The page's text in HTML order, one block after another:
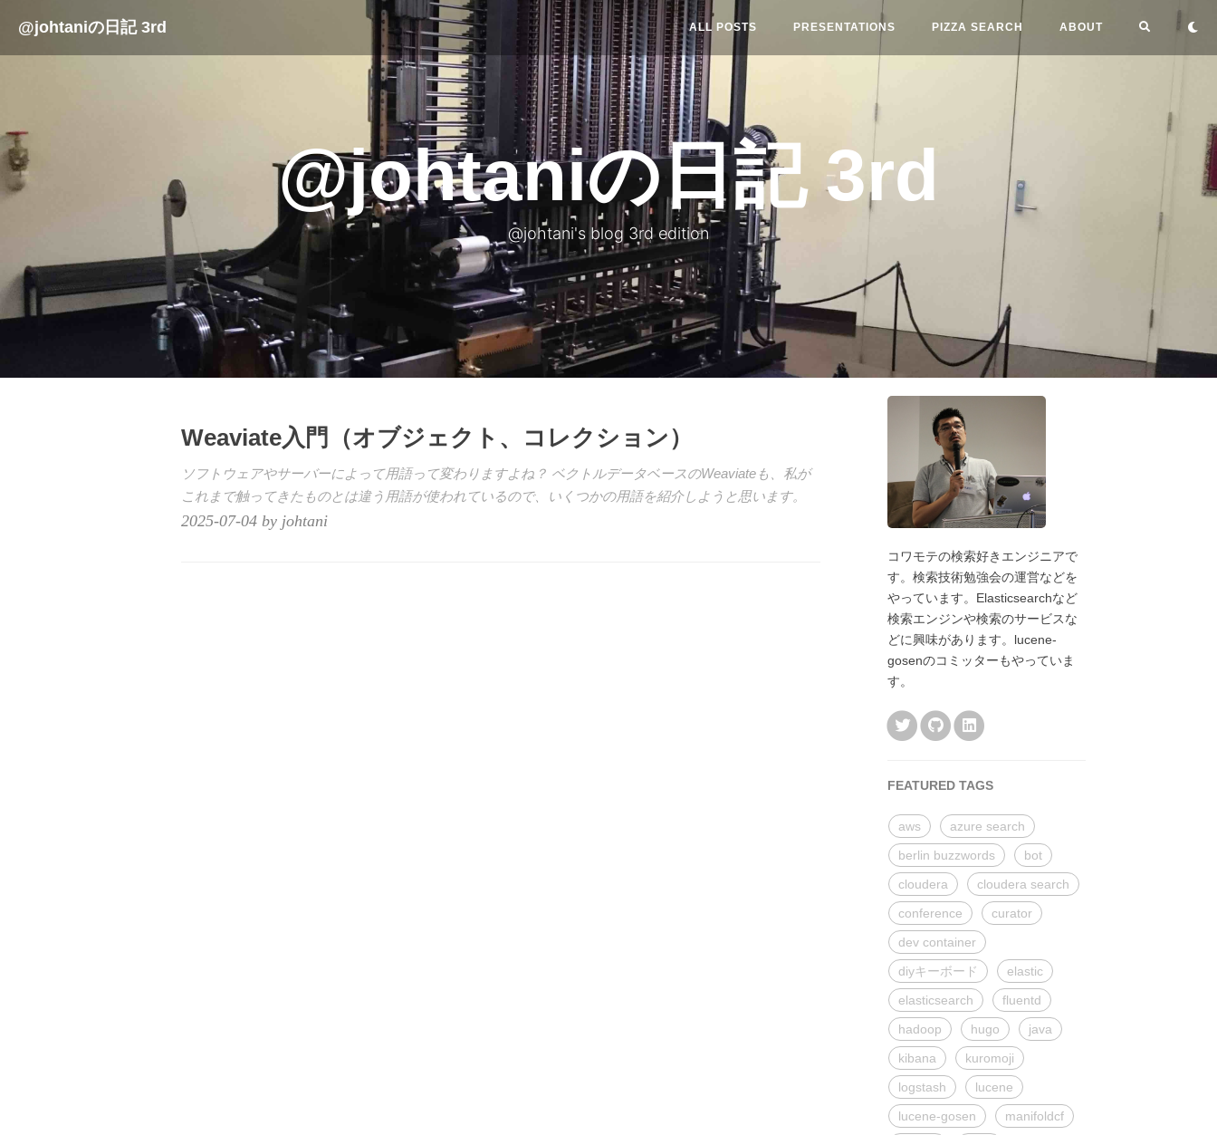
@johtaniの日記 3rd ALL POSTS PRESENTATIONS PIZZA SEARCH ABOUT
@johtaniの日記 3rd
@johtani's blog 3rd edition
Weaviate入門（オブジェクト、コレクション）
ソフトウェアやサーバーによって用語って変わりますよね？ ベクトルデータベースのWeaviateも、私が
これまで触ってきたものとは違う用語が使われているので、いくつかの用語を紹介しようと思います。
2025-07-04 by johtani
コワモテの検索好きエンジニアで
す。検索技術勉強会の運営などを
やっています。Elasticsearchなど
検索エンジンや検索のサービスな
どに興味があります。lucene-
gosenのコミッターもやっていま
す。
FEATURED TAGS
aws
azure search
berlin buzzwords
bot
cloudera
cloudera search
conference
curator
dev container
diyキーボード
elastic
elasticsearch
fluentd
hadoop
hugo
java
kibana
kuromoji
logstash
lucene
lucene-gosen
manifoldcf